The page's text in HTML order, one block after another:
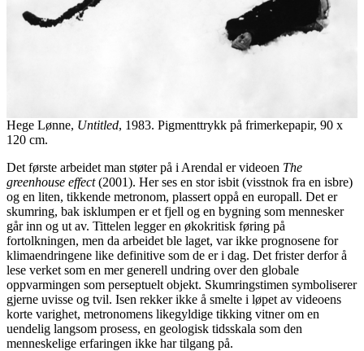
Hege Lønne, Untitled, 1983. Pigmenttrykk på frimerkepapir, 90 x
120 cm.
Det første arbeidet man støter på i Arendal er videoen The
greenhouse effect(2001). Her ses en stor isbit (visstnok fra en isbre)
og en liten, tikkende metronom, plassert oppå en europall. Det er
skumring, bak isklumpen er et fjell og en bygning som mennesker
går inn og ut av. Tittelen legger en økokritisk føring på
fortolkningen, men da arbeidet ble laget, var ikke prognosene for
klimaendringene like definitive som de er i dag. Det frister derfor å
lese verket som en mer generell undring over den globale
oppvarmingen som perseptuelt objekt. Skumringstimen symboliserer
gjerne uvisse og tvil. Isen rekker ikke å smelte i løpet av videoens
korte varighet, metronomens likegyldige tikking vitner om en
uendelig langsom prosess, en geologisk tidsskala som den
menneskelige erfaringen ikke har tilgang på.